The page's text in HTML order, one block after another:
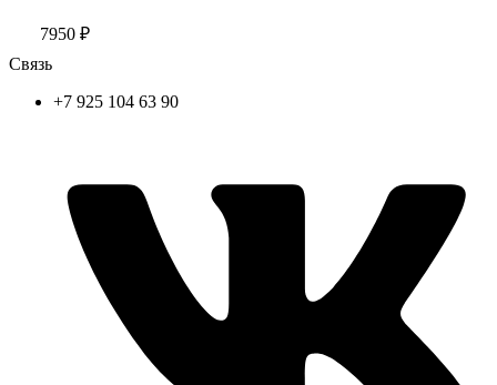
7950 ₽
Связь
+7 925 104 63 90